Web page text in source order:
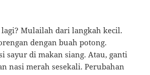
lagi? Mulailah dari langkah kecil.
dengan buah potong.
sayur di makan siang. Atau, ganti
nasi merah sesekali. Perubahan